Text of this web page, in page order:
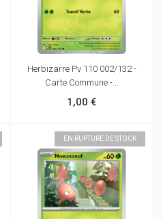
Herbizarre Pv 110 002/132 -
Carte Commune -...
1,00 €
EN RUPTURE DE STOCK